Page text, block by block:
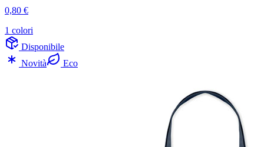
0,80 €
1 colori
Disponibile
Novità
Eco